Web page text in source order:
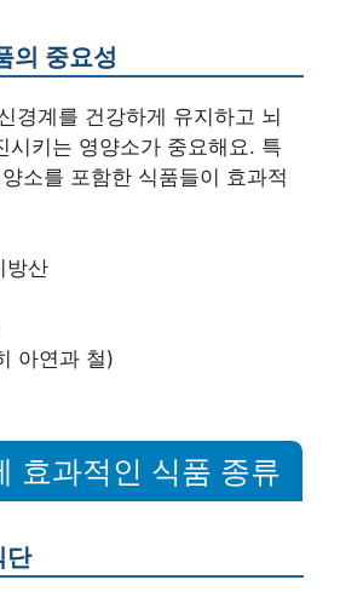
의 중요성
경계를 건강하게 유지하고 뇌
시키는 영양소가 중요해요. 특
소를 포함한 식품들이 효과적
방산
아연과 철)
효과적인 식품 종류
단